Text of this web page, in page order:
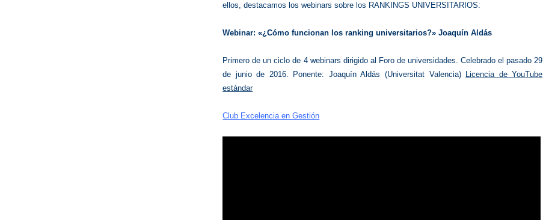
ellos, destacamos los webinars sobre los RANKINGS UNIVERSITARIOS:
Webinar: «¿Cómo funcionan los ranking universitarios?» Joaquín Aldás
Primero de un ciclo de 4 webinars dirigido al Foro de universidades. Celebrado el pasado 29
de junio de 2016. Ponente: Joaquín Aldás (Universitat Valencia) Licencia de YouTube
estándar
Club Excelencia en Gestión